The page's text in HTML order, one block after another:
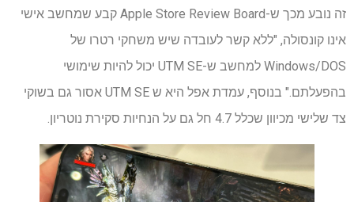
זה נובע מכך ש-Apple Store Review Board קבע שמחשב אישי
אינו קונסולה, "ללא קשר לעובדה שיש משחקי רטרו של
Windows/DOS למחשב ש-UTM SE יכול להיות שימושי
בהפעלתם." בנוסף, עמדת אפל היא ש UTM SE אסור גם בשוקי
צד שלישי מכיוון שכלל 4.7 חל גם על הנחיות סקירת נוטריון.